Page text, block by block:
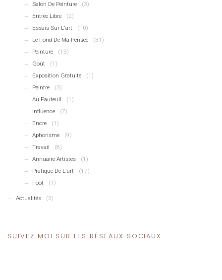
Salon De Peinture
(3)
Entrée Libre
(2)
Essais Sur L'art
(10)
Le Fond De Ma Pensée
(31)
Peinture
(13)
Goût
(1)
Exposition Gratuite
(1)
Peintre
(3)
Au Fauteuil
(1)
Influence
(7)
Encre
(1)
Aphorisme
(9)
Travail
(8)
Annuaire Artistes
(1)
Pratique De L'art
(17)
Foot
(1)
Actualités (3)
SUIVEZ MOI SUR LES RÉSEAUX SOCIAUX